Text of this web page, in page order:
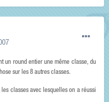
un round entier une même classe, du
sur les 8 autres classes.
classes avec lesquelles on a réussi